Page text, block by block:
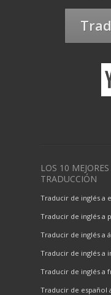
LOS 10
TRADUCCIÓN
Traducir de inglés a
Traducir de inglés a
Traducir de inglés a
Traducir de inglés a
Traducir de inglés a
Traducir de español